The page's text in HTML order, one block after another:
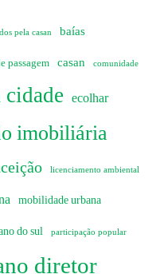
pela casan baías
passagem casan comunidade
ecolhar
imobiliária
licenciamento ambiental
mobilidade urbana
do sul participação popular
diretor